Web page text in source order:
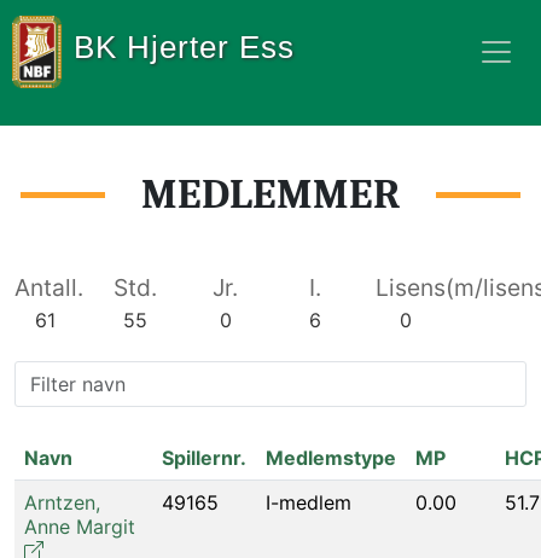
BK Hjerter Ess
MEDLEMMER
Antall.
61
Std.
55
Jr.
0
I.
6
Lisens(m/
0
Navn Spillernr. Medlemstype MP
Arntzen,
Anne Margit
49165 I-medlem 0.00